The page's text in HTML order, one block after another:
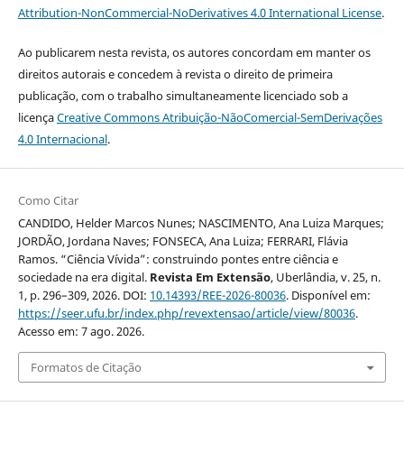
Attribution-NonCommercial-NoDerivatives 4.0 International License.
Ao publicarem nesta revista, os autores concordam em manter os
direitos autorais e concedem à revista o direito de primeira
publicação, com o trabalho simultaneamente licenciado sob a
licençaCreative Commons Atribuição-NãoComercial-SemDerivações
4.0 Internacional.
Como Citar
CANDIDO, Helder Marcos Nunes; NASCIMENTO, Ana Luiza Marques;
JORDÃO, Jordana Naves; FONSECA, Ana Luiza; FERRARI, Flávia
Ramos. “Ciência Vívida”: construindo pontes entre ciência e
sociedade na era digital. Revista Em Extensão, Uberlândia, v. 25, n.
1, p. 296–309, 2026. DOI: 10.14393/REE-2026-80036. Disponível em:
https://seer.ufu.br/index.php/revextensao/article/view/80036.
Acesso em: 7 ago. 2026.
Formatos de Citação